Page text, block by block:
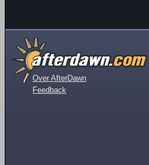
Over AfterDawn
Feedback